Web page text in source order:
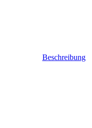
Beschreibung